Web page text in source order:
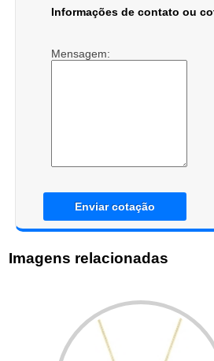
Informações de contato ou
Mensagem:
Enviar cotação
Imagens relacionadas